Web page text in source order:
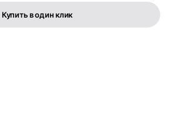
Купить в один клик